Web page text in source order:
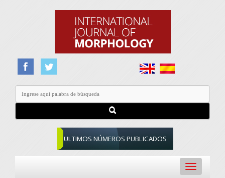
ULTIMOS NÚMEROS PUBLICADOS
Toggle
navigation